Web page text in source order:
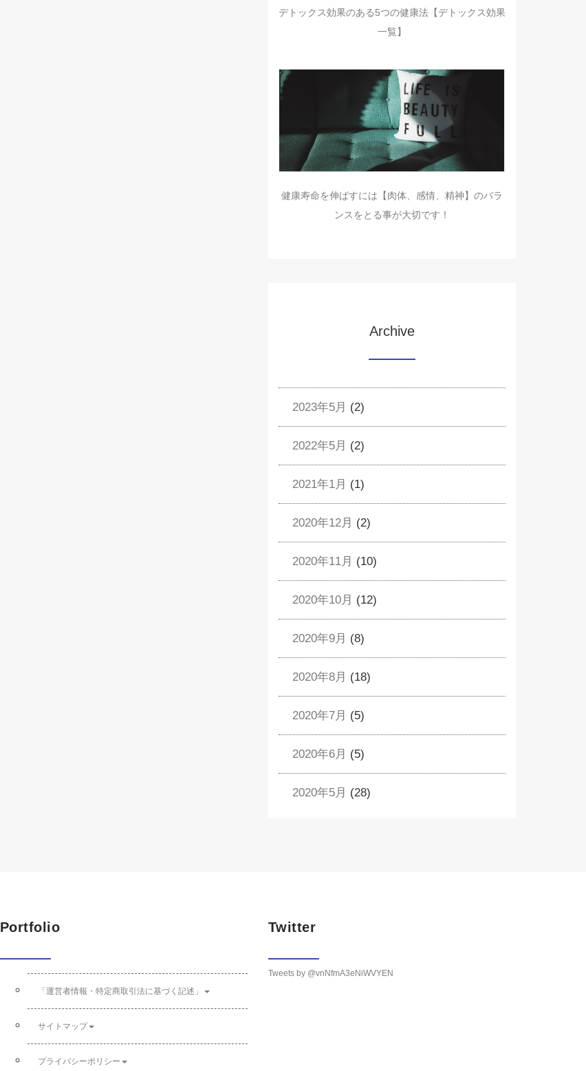
デトックス効果のある5つの健康法【デトックス効果
一覧】
健康寿命を伸ばすには【肉体、感情、精神】のバラ
ンスをとる事が大切です！
Archive
2023年5月 (2)
2022年5月 (2)
2021年1月 (1)
2020年12月 (2)
2020年11月 (10)
2020年10月 (12)
2020年9月 (8)
2020年8月 (18)
2020年7月 (5)
2020年6月 (5)
2020年5月 (28)
Portfolio
「運営者情報・特定商取引法に基づく記述」
サイトマップ
プライバシーポリシー
Twitter
Tweets by @vnNfmA3eNiWVYEN